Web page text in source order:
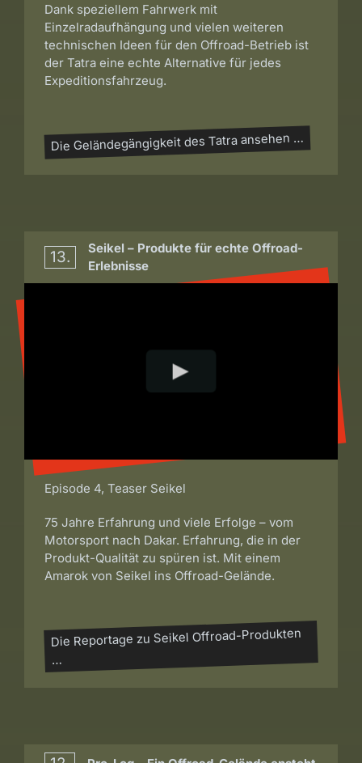
Dank speziellem Fahrwerk mit
Einzelradaufhängung und vielen weiteren
technischen Ideen für den Offroad-Betrieb ist
der Tatra eine echte Alternative für jedes
Expeditionsfahrzeug.
Die Geländegängigkeit des Tatra ansehen …
13.
Seikel – Produkte für echte Offroad-
Erlebnisse
Episode 4, Teaser Seikel
75 Jahre Erfahrung und viele Erfolge – vom
Motorsport nach Dakar. Erfahrung, die in der
Produkt-Qualität zu spüren ist. Mit einem
Amarok von Seikel ins Offroad-Gelände.
Die Reportage zu Seikel Offroad-Produkten
…